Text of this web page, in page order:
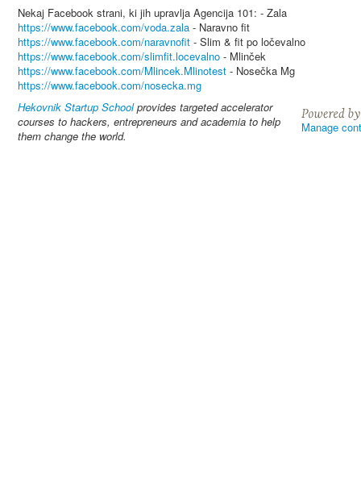
Nekaj Facebook strani, ki jih upravlja Agencija 101: - Zala
https://www.facebook.com/voda.zala - Naravno fit
https://www.facebook.com/naravnofit - Slim & fit po ločevalno
https://www.facebook.com/slimfit.locevalno - Mlinček
https://www.facebook.com/Mlincek.Mlinotest - Nosečka Mg
https://www.facebook.com/nosecka.mg
Hekovnik Startup Schoolprovides targeted accelerator
courses to hackers, entrepreneurs and academia to help
them change the world.
Manage